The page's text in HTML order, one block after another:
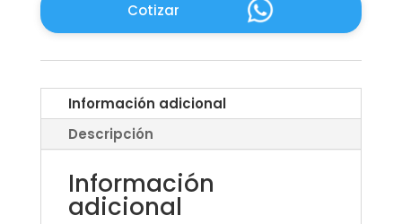
Cotizar
Información adicional
Descripción
Información
adicional